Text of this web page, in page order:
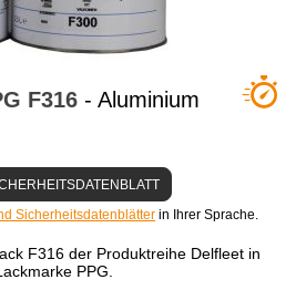
F316 - Aluminium
Sicherheitsdatenblätter in Ihrer Sprache.
F316 der Produktreihe Delfleet in
PPG.